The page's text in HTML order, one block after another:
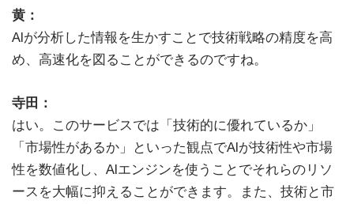
黄：
AIが分析した情報を生かすことで技術戦略の精度を高
め、高速化を図ることができるのですね。
寺田：
はい。このサービスでは「技術的に優れているか」
「市場性があるか」といった観点でAIが技術性や市場
性を数値化し、AIエンジンを使うことでそれらのリソ
ースを大幅に抑えることができます。また、技術と市